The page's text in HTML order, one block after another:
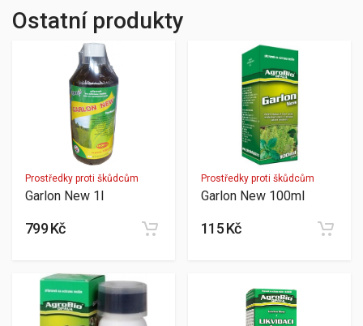
Ostatní produkty
Prostředky proti škůdcům
Garlon New 1l
799 Kč
Prostředky proti škůdcům
Garlon New 100ml
115 Kč